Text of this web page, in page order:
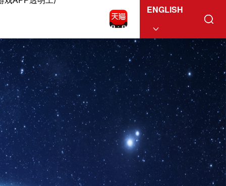
ENGLISH